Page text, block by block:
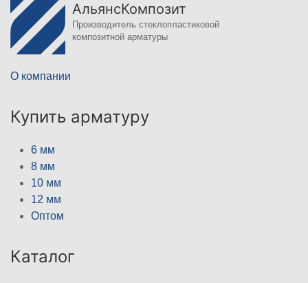
АльянсКомпозит
Производитель стеклопластиковой
композитной арматуры
О компании
Купить арматуру
6 мм
8 мм
10 мм
12 мм
Оптом
Каталог